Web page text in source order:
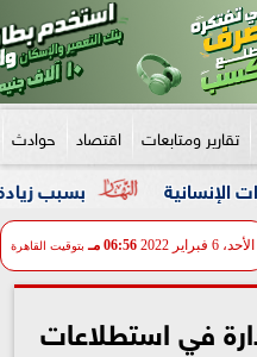
تقارير ومتابعات اقتصاد حوادث
بسبب زيادة وزنها.. زوجة
الأحد، 6 فبراير 2022 06:56 مـ بتوقيت القاهرة
في استطلاعات